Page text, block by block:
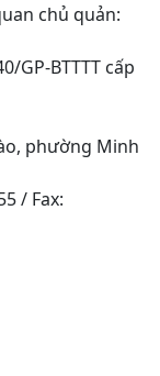
chủ quản:
GP-BTTTT cấp
phường Minh
/ Fax: